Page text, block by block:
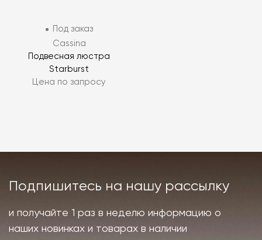
Под заказ
Cassina
Подвесная люстра
Starburst
Цена по запросу
Подпишитесь на нашу рассылку
и получайте 1 раз в неделю информацию о
наших новинках и товарах в наличии